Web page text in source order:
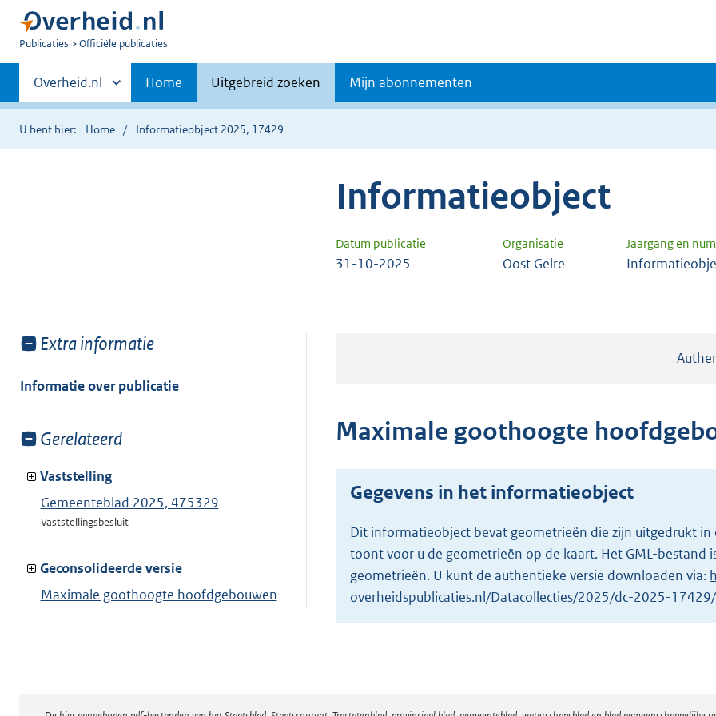
U
Publicaties Officiële publicaties
Primaire
navigatie
Andere
sites
binnen
Overheid.nl Home Uitgebreid zoeken Mijn abonnementen
U bent hier: Home Informatieobject 2025, 17429
Informatieobject
Datum publicatie Organisatie Jaargang en
31-10-2025 Oost Gelre
Toon
van:
Extra informatie
Informatie over publicatie
Toon
van:
Gerelateerd
Vaststelling
Gemeenteblad 2025, 475329
Vaststellingsbesluit
Geconsolideerde versie
Maximale goothoogte hoofdgebouwen
Maximale goothoogte
Gegevens in het informatieobject
Dit informatieobject bevat geometrieën die zijn uitgedrukt in
toont voor u de geometrieën op de kaart. Het GML-bestand
geometrieën. U kunt de authentieke versie downloaden via:
overheidspublicaties.nl/Datacollecties/2025/dc-2025-